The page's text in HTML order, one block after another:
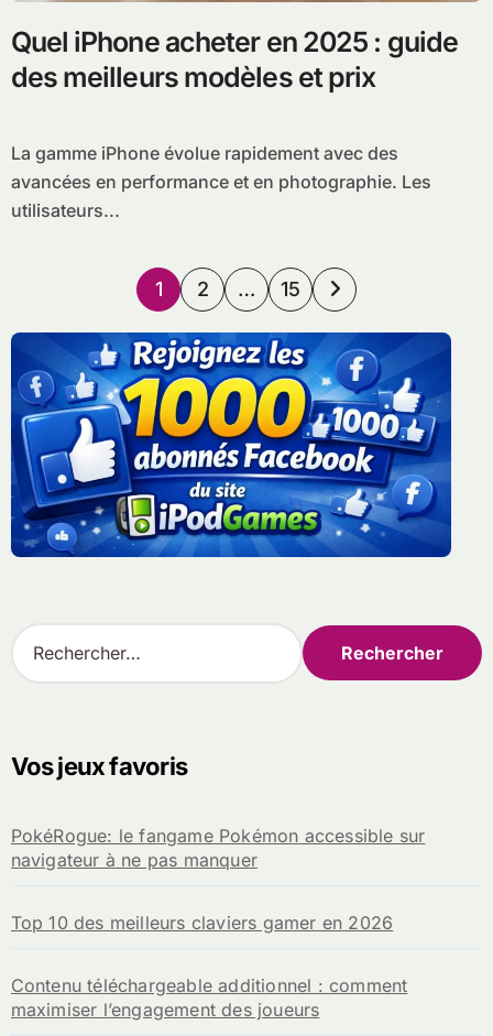
Quel iPhone acheter en 2025 : guide
des meilleurs modèles et prix
La gamme iPhone évolue rapidement avec des
avancées en performance et en photographie. Les
utilisateurs...
Pagination
des
publications
1 2 … 15
R
e
r
c
e
r
Vos jeux favoris
PokéRogue: le fangame Pokémon accessible sur
navigateur à ne pas manquer
Top 10 des meilleurs claviers gamer en 2026
Contenu téléchargeable additionnel : comment
maximiser l’engagement des joueurs